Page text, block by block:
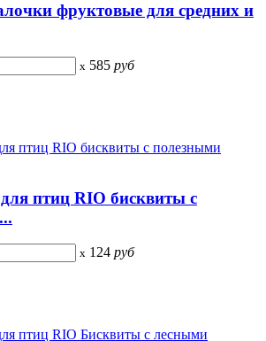
фруктовые для средних и
x 585 руб
птиц RIO бисквиты с
x 124 руб